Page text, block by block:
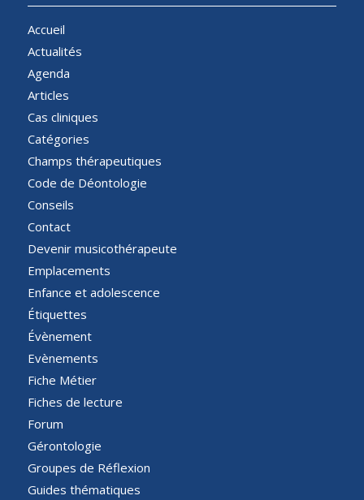
Accueil
Actualités
Agenda
Articles
Cas cliniques
Catégories
Champs thérapeutiques
Code de Déontologie
Conseils
Contact
Devenir musicothérapeute
Emplacements
Enfance et adolescence
Étiquettes
Évènement
Evènements
Fiche Métier
Fiches de lecture
Forum
Gérontologie
Groupes de Réflexion
Guides thématiques